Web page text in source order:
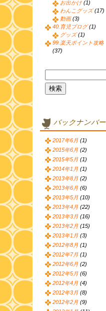
お出かけ (1)
わんこグッズ(17)
動画(3)
40.育児ブログ(1)
グッズ(1)
99.楽天ポイント攻略
(37)
バックナンバー
2017年6月 (1)
2015年6月 (2)
2015年5月 (1)
2014年1月 (1)
2013年8月 (2)
2013年6月 (6)
2013年5月 (10)
2013年4月 (22)
2013年3月 (16)
2013年2月 (15)
2013年1月 (3)
2012年8月 (1)
2012年7月 (1)
2012年6月 (2)
2012年5月 (6)
2012年4月 (4)
2012年3月 (8)
2012年2月 (9)